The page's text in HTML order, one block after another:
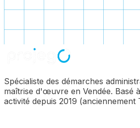
Spécialiste des démarches
maîtrise d'œuvre en Vendée. Basé
activité depuis 2019 (anciennement